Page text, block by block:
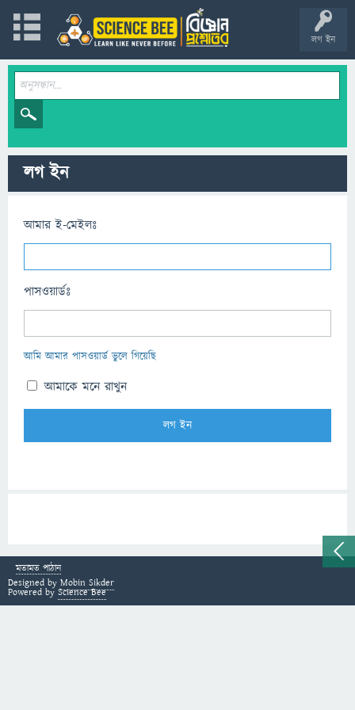
লগ ইন
লগ ইন
আমার ই-মেইলঃ
পাসওয়ার্ডঃ
আমি আমার পাসওয়ার্ড ভুলে গিয়েছি
আমাকে মনে রাখুন
মতামত পাঠান
Designed by Mobin Sikder
Powered by Science Bee